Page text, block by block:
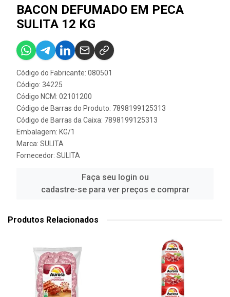
BACON DEFUMADO EM PECA
SULITA 12 KG
Código do Fabricante: 080501
Código: 34225
Código NCM: 02101200
Código de Barras do Produto: 7898199125313
Código de Barras da Caixa: 7898199125313
Embalagem: KG/1
Marca: SULITA
Fornecedor: SULITA
Faça seu login ou
cadastre-se para ver preços e comprar
Produtos Relacionados